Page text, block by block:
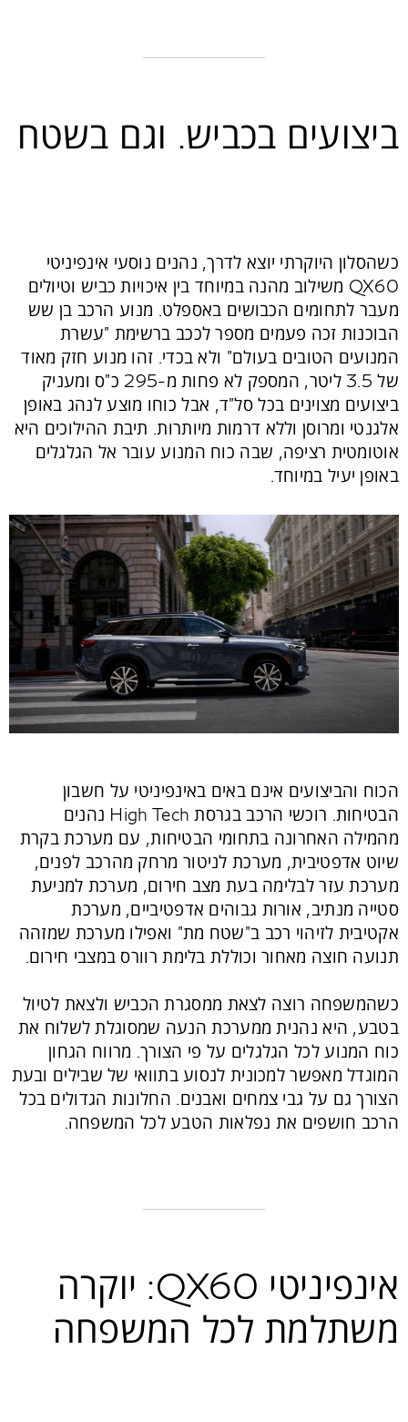
ביצועים בכביש. וגם בשטח
כשהסלון היוקרתי יוצא לדרך, נהנים נוסעי אינפיניטי
QX60 משילוב מהנה במיוחד בין איכויות כביש וטיולים
מעבר לתחומים הכבושים באספלט. מנוע הרכב בן שש
הבוכנות זכה פעמים מספר לככב ברשימת "עשרת
המנועים הטובים בעולם" ולא בכדי. זהו מנוע חזק מאוד
של 3.5 ליטר, המספק לא פחות מ-295 כ"ס ומעניק
ביצועים מצוינים בכל סל"ד, אבל כוחו מוצע לנהג באופן
אלגנטי ומרוסן וללא דרמות מיותרות. תיבת ההילוכים היא
אוטומטית רציפה, שבה כוח המנוע עובר אל הגלגלים
באופן יעיל במיוחד.
הכוח והביצועים אינם באים באינפיניטי על חשבון
הבטיחות. רוכשי הרכב בגרסת High Tech נהנים
מהמילה האחרונה בתחומי הבטיחות, עם מערכת בקרת
שיוט אדפטיבית, מערכת לניטור מרחק מהרכב לפנים,
מערכת עזר לבלימה בעת מצב חירום, מערכת למניעת
סטייה מנתיב, אורות גבוהים אדפטיביים, מערכת
אקטיבית לזיהוי רכב ב"שטח מת" ואפילו מערכת שמזהה
תנועה חוצה מאחור וכוללת בלימת רוורס במצבי חירום.
כשהמשפחה רוצה לצאת ממסגרת הכביש ולצאת לטיול
בטבע, היא נהנית ממערכת הנעה שמסוגלת לשלוח את
כוח המנוע לכל הגלגלים על פי הצורך. מרווח הגחון
המוגדל מאפשר למכונית לנסוע בתוואי של שבילים ובעת
הצורך גם על גבי צמחים ואבנים. החלונות הגדולים בכל
הרכב חושפים את נפלאות הטבע לכל המשפחה.
אינפיניטי QX60: יוקרה
משתלמת לכל המשפחה